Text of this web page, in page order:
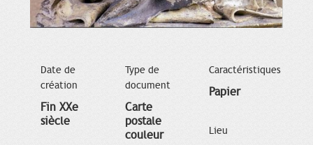
Date de
création
Fin XXe
siècle
Type de
document
Carte
postale
couleur
Caractéristiques
Papier
Lieu